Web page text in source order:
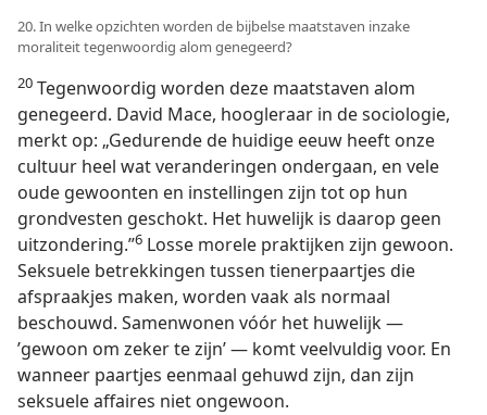
20. In welke opzichten worden de bijbelse maatstaven inzake
moraliteit tegenwoordig alom genegeerd?
20 Tegenwoordig worden deze maatstaven alom
genegeerd. David Mace, hoogleraar in de sociologie,
merkt op: „Gedurende de huidige eeuw heeft onze
cultuur heel wat veranderingen ondergaan, en vele
oude gewoonten en instellingen zijn tot op hun
grondvesten geschokt. Het huwelijk is daarop geen
uitzondering.”6 Losse morele praktijken zijn gewoon.
Seksuele betrekkingen tussen tienerpaartjes die
afspraakjes maken, worden vaak als normaal
beschouwd. Samenwonen vóór het huwelijk —
’gewoon om zeker te zijn’ — komt veelvuldig voor. En
wanneer paartjes eenmaal gehuwd zijn, dan zijn
seksuele affaires niet ongewoon.